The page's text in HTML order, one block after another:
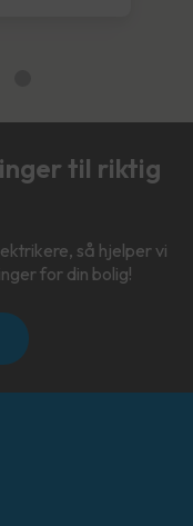
til riktig
så hjelper vi
for din bolig!